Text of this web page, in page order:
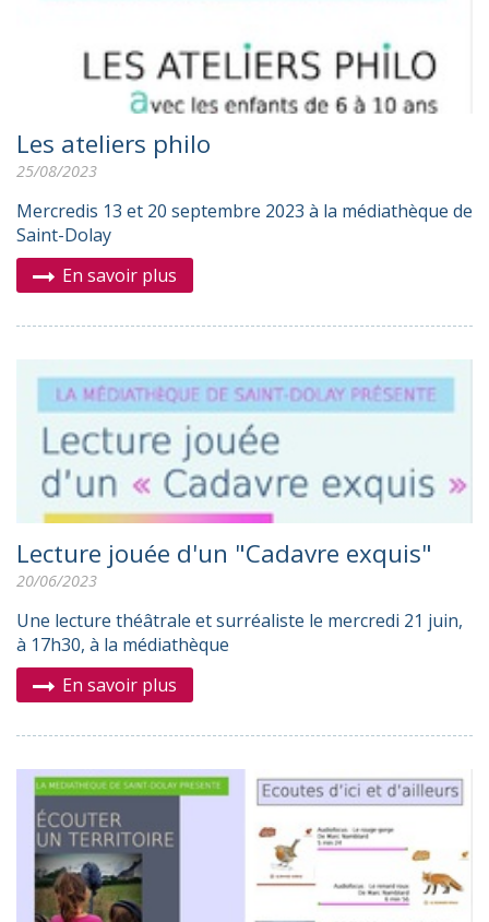
Les ateliers philo
25/08/2023
Mercredis 13 et 20 septembre 2023 à la médiathèque de
Saint-Dolay
En savoir plus
Lecture jouée d'un "Cadavre exquis"
20/06/2023
Une lecture théâtrale et surréaliste le mercredi 21 juin,
à 17h30, à la médiathèque
En savoir plus